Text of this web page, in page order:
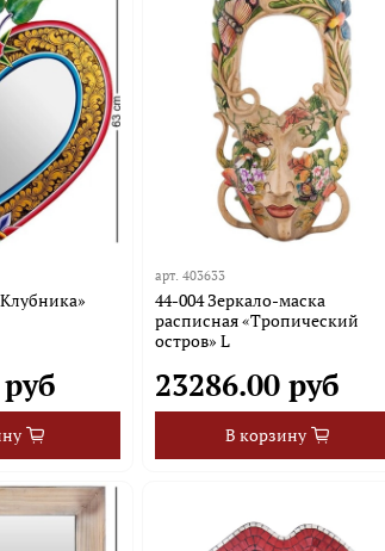
арт.403633
44-004 Зеркало-маска
расписная «Тропический
остров» L
23286.00 руб
В корзину